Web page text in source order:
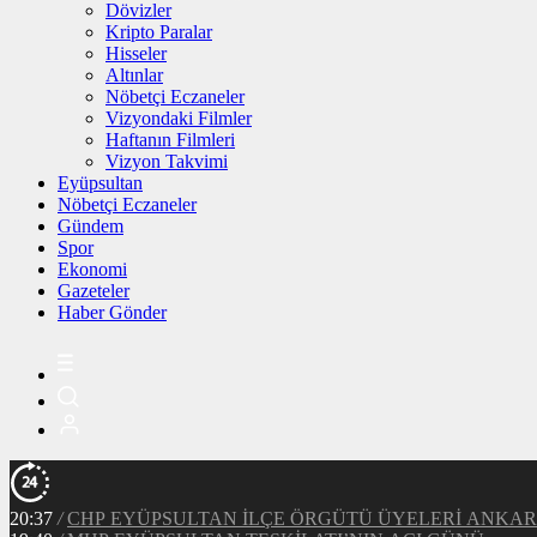
Dövizler
Kripto Paralar
Hisseler
Altınlar
Nöbetçi Eczaneler
Vizyondaki Filmler
Haftanın Filmleri
Vizyon Takvimi
Eyüpsultan
Nöbetçi Eczaneler
Gündem
Spor
Ekonomi
Gazeteler
Haber Gönder
20:37 / CHP EYÜPSULTAN İLÇE ÖRGÜTÜ ÜYELERİ